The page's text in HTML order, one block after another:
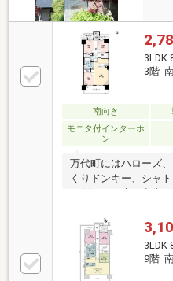
3LDK
3階
南向き
モニタ付インターホ
ン
万代町にはハローズ
くりドンキー、シャ
田岡病院などのレジ
ァミリーやご夫婦で
す。また、ペットと
ポイントです。
3LDK
9階